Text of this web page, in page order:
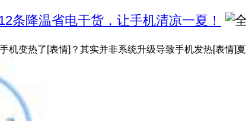
条降温省电干货，让手机清凉一夏！